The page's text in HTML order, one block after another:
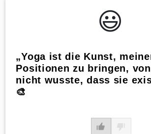
😃️
„Yoga ist die Kunst,
Positionen zu bringen,
nicht wusste, dass sie
🎨